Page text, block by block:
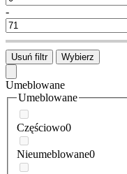
-
Usuń filtr Wybierz
Umeblowane
Umeblowane
Częściowo0
Nieumeblowane0